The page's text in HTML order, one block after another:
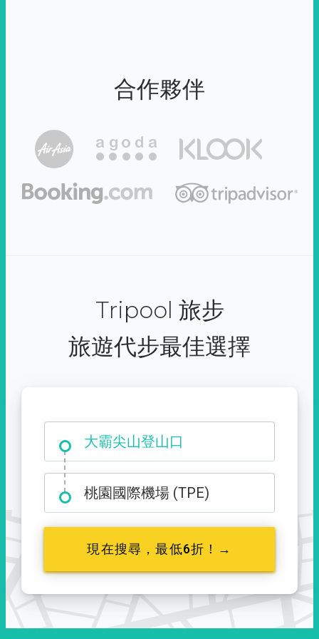
合作夥伴
Tripool 旅步
旅遊代步最佳選擇
大霸尖山登山口
桃園國際機場 (TPE)
現在搜尋，最低6折！→